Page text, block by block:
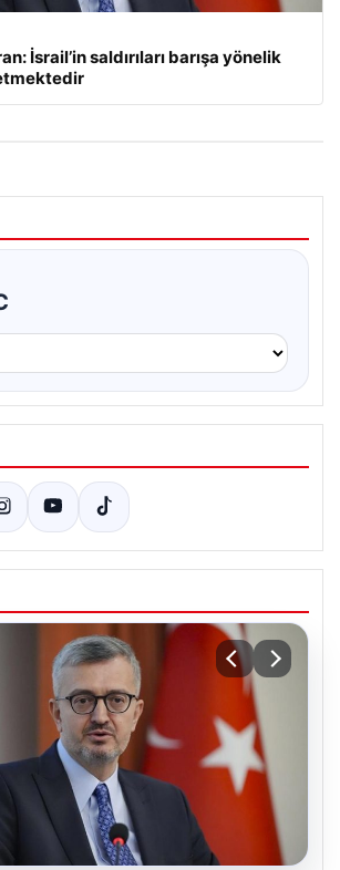
İsrail’in saldırıları barışa yönelik